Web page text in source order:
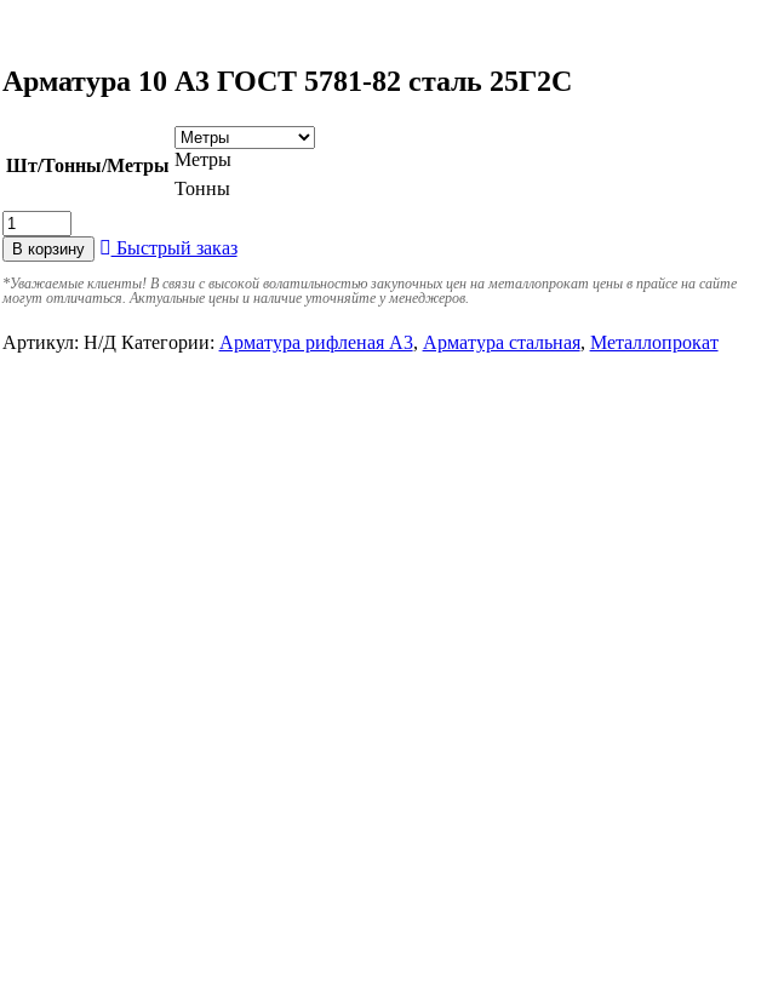
Арматура 10 А3 ГОСТ 5781-82 сталь 25Г2С
Шт/Тонны/Метры Метры
Тонны
В корзину Быстрый заказ
*Уважаемые клиенты! В связи с высокой волатильностью закупочных цен на металлопрокат цены в прайсе на сайте
могут отличаться. Актуальные цены и наличие уточняйте у менеджеров.
Артикул: Н/Д Категории: Арматура рифленая А3, Арматура стальная, Металлопрокат